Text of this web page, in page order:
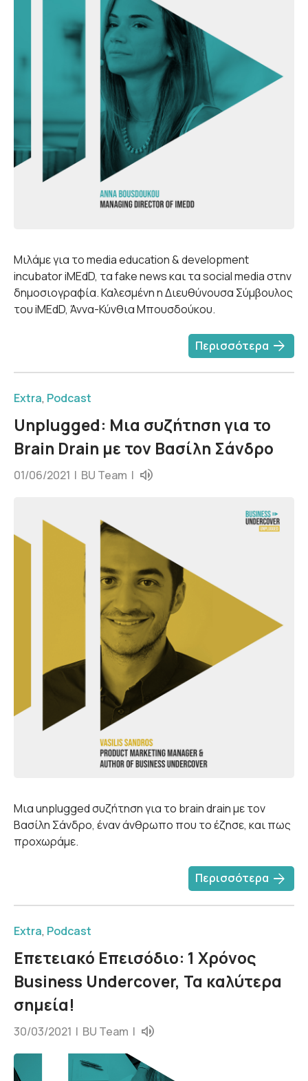
Μιλάμε για το media education & development
incubator iMEdD, τα fake news και τα social media στην
δημοσιογραφία. Καλεσμένη η Διευθύνουσα Σύμβουλος
του iMEdD, Άννα-Κύνθια Μπουσδούκου.
Περισσότερα arrow_forward
Extra, Podcast
Unplugged: Μια συζήτηση για το
Brain Drain με τον Βασίλη Σάνδρο
01/06/2021 | BU Team |
Μια unplugged συζήτηση για το brain drain με τον
Βασίλη Σάνδρο, έναν άνθρωπο που το έζησε, και πως
προχωράμε.
Περισσότερα arrow_forward
Extra, Podcast
Επετειακό Επεισόδιο: 1 Χρόνος
Business Undercover, Τα καλύτερα
σημεία!
30/03/2021 | BU Team |